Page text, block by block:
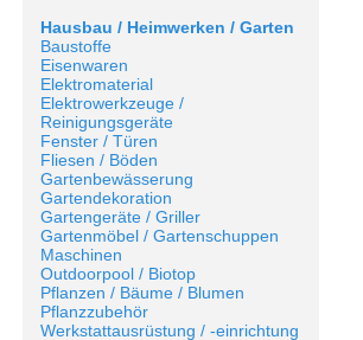
Hausbau / Heimwerken / Garten
Baustoffe
Eisenwaren
Elektromaterial
Elektrowerkzeuge /
Reinigungsgeräte
Fenster / Türen
Fliesen / Böden
Gartenbewässerung
Gartendekoration
Gartengeräte / Griller
Gartenmöbel / Gartenschuppen
Maschinen
Outdoorpool / Biotop
Pflanzen / Bäume / Blumen
Pflanzzubehör
Werkstattausrüstung / -einrichtung